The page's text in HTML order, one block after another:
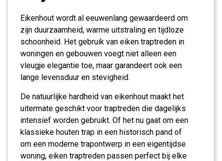
Eikenhout wordt al eeuwenlang gewaardeerd om
zijn duurzaamheid, warme uitstraling en tijdloze
schoonheid. Het gebruik van eiken traptreden in
woningen en gebouwen voegt niet alleen een
vleugje elegantie toe, maar garandeert ook een
lange levensduur en stevigheid.
De natuurlijke hardheid van eikenhout maakt het
uitermate geschikt voor traptreden die dagelijks
intensief worden gebruikt. Of het nu gaat om een
klassieke houten trap in een historisch pand of
om een moderne trapontwerp in een eigentijdse
woning, eiken traptreden passen perfect bij elke